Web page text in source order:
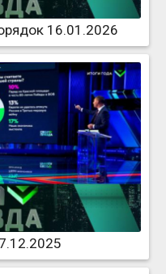
16.01.2026